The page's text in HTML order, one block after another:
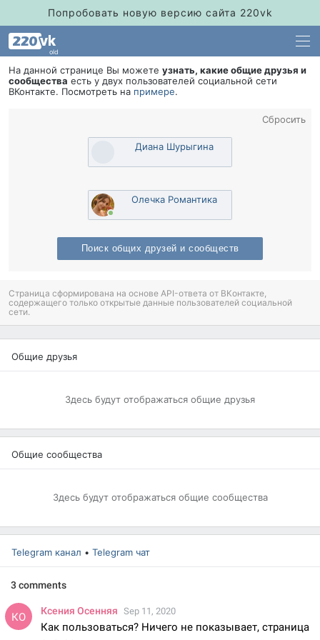
Попробовать новую версию сайта 220vk
old
На данной странице Вы можете узнать, какие общие друзья и
сообщества есть у двух пользователей социальной сети
Контакте. Посмотреть на примере.
Сбросить
Диана Шурыгина
Олечка Романтика
Поиск общих друзей и сообщест
Страница сформирована на основе API-ответа от ВКонтакте,
содержащего только открытые данные пользователей социальной
сети.
Общие друзья
Здесь будут отображаться общие друзья
Общие сообщества
Здесь будут отображаться общие сообщества
Telegram канал • Telegram чат